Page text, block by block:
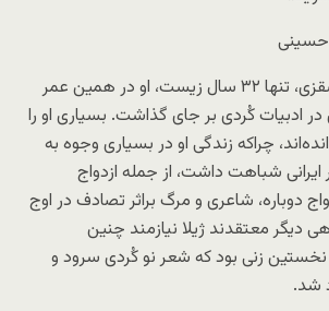
حسینی
ژیلا حسینی، شاعر سقزی، تنها ۳۲ سال زیست، او در همین عمر
در ادبیات کُردی بر جای گذاشت. بسیاری او را
چراکه زندگی‌ او در بسیاری وجوه به
ایرانی شباهت داشت، از جمله ازدواج
دوباره، شاعری و مرگ براثر تصادف در اوج
دیگر معتقدند ژیلا نیازمند چنین
زنی بود که شعر نو کُردی سرود و
شد.